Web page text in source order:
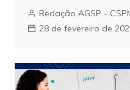
Redação AGSP -
28 de fevereiro de